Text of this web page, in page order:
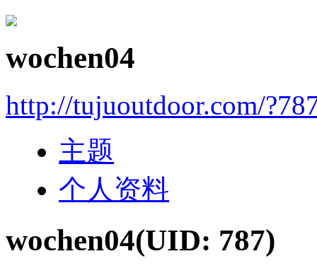
wochen04
http://tujuoutdoor.com/
主题
个人资料
wochen04(UID: 787)